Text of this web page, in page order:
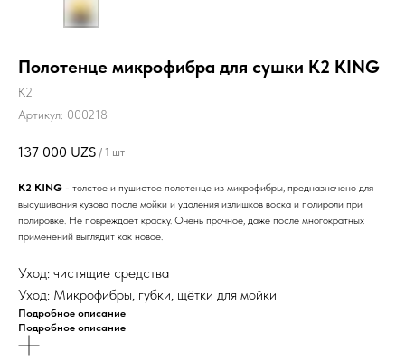
Полотенце микрофибра для сушки K2 KING
K2
Артикул: 000218
137 000 UZS / 1 шт
K2 KING - толстое и пушистое полотенце из микрофибры, предназначено для
высушивания кузова после мойки и удаления излишков воска и полироли при
полировке. Не повреждает краску. Очень прочное, даже после многократных
применений выглядит как новое.
Уход: чистящие средства
Уход: Микрофибры, губки, щётки для мойки
Подробное описание
Подробное описание